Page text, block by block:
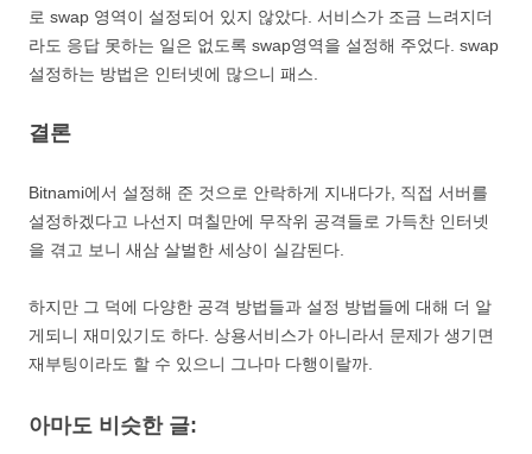
로 swap 영역이 설정되어 있지 않았다. 서비스가 조금 느려지더
라도 응답 못하는 일은 없도록 swap영역을 설정해 주었다. swap
설정하는 방법은 인터넷에 많으니 패스.
결론
Bitnami에서 설정해 준 것으로 안락하게 지내다가, 직접 서버를
설정하겠다고 나선지 며칠만에 무작위 공격들로 가득찬 인터넷
을 겪고 보니 새삼 살벌한 세상이 실감된다.
하지만 그 덕에 다양한 공격 방법들과 설정 방법들에 대해 더 알
게되니 재미있기도 하다. 상용서비스가 아니라서 문제가 생기면
재부팅이라도 할 수 있으니 그나마 다행이랄까.
아마도 비슷한 글: